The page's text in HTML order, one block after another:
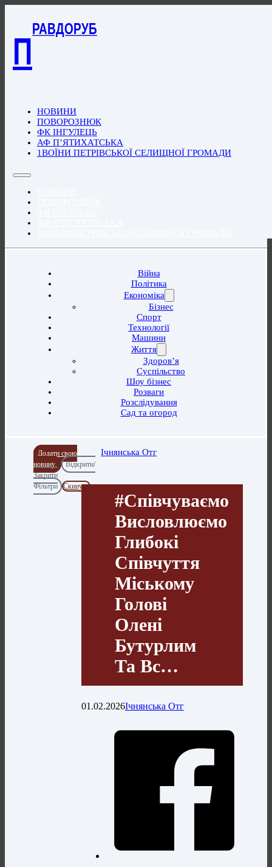
П
РАВДОРУБ
НОВИНИ
ПОВОРОЗНЮК
ФК ІНГУЛЕЦЬ
АФ П’ЯТИХАТСЬКА
1ВОЇНИ ПЕТРІВСЬКОЇ СЕЛИЩНОЇ ГРОМАДИ
Війна
Політика
Економіка
Бізнес
Спорт
Технології
Машини
Життя
Здоров’я
Суспільство
Шоу бізнес
Розваги
Розслідування
Сад та огород
Додати свою
новину
Відкрити/
Закрити
Фільтри
Скинути
Ічнянська Отг
#співчуваємо
Висловлюємо
Глибокі
Співчуття
Міському
Голові
Олені
Бутурлим
Та Вс…
01.02.2026Ічнянська Отг